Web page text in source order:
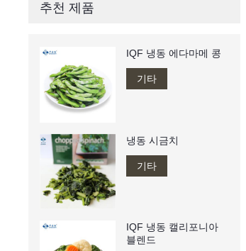
추천 제품
IQF 냉동 에다마메 콩
기타
냉동 시금치
기타
IQF 냉동 캘리포니아
블렌드